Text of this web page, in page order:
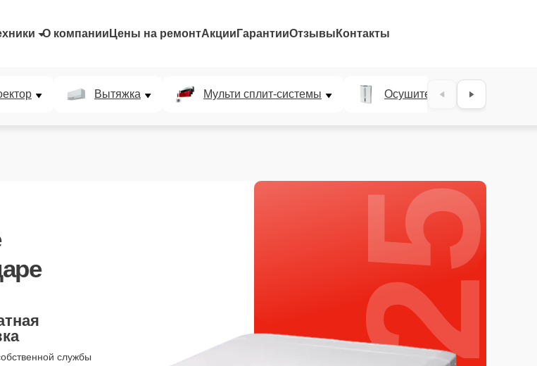
О компании Цены на ремонтАкции ГарантииОтзывы Контакты
Вытяжка Мульти сплит-системы Осушители воздуха
службы 25%